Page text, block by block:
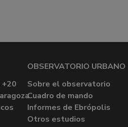
OBSERVATORIO URBANO
Sobre el observatorio
Cuadro de mando
Informes de Ebrópolis
Otros estudios